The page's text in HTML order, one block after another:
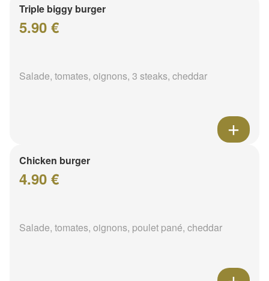
Triple biggy burger
5.90 €
Salade, tomates, oignons, 3 steaks, cheddar
Chicken burger
4.90 €
Salade, tomates, oignons, poulet pané, cheddar